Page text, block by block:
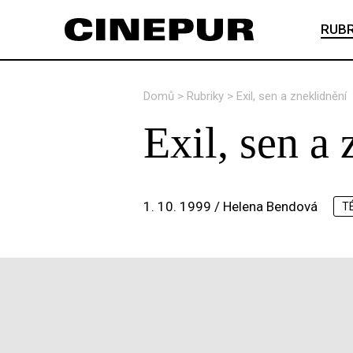
Domů > Rubriky > Exil, sen a zneklidnění
Exil, sen a
1. 10. 1999 / Helena Bendová